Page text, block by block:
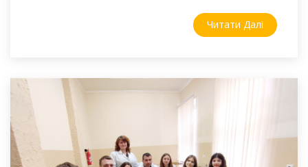
Читати Далі